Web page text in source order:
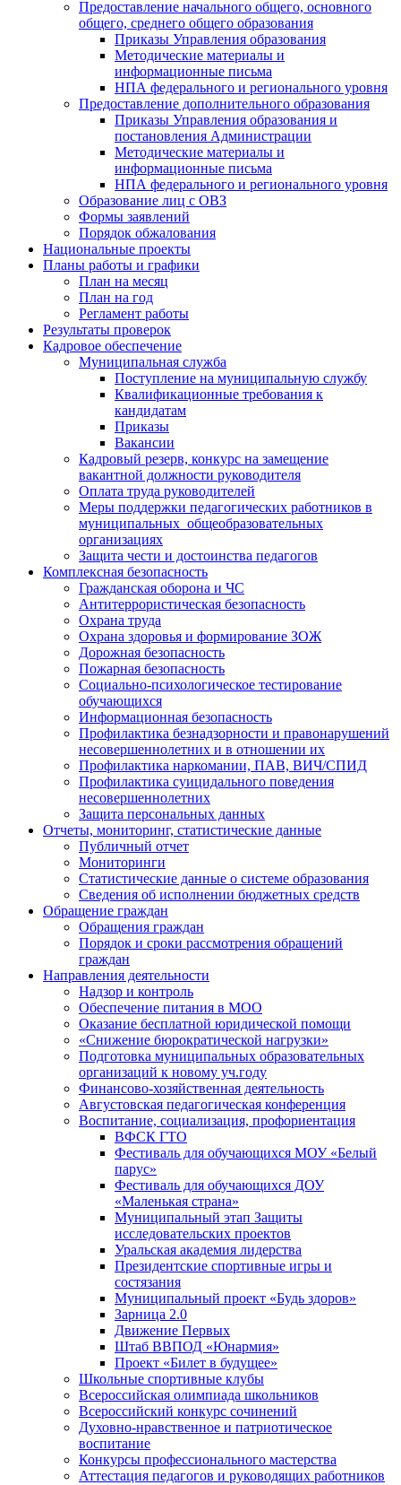
Предоставление начального общего, основного
общего, среднего общего образования
Приказы Управления образования
Методические материалы и
информационные письма
НПА федерального и регионального уровня
Предоставление дополнительного образования
Приказы Управления образования и
постановления Администрации
Методические материалы и
информационные письма
НПА федерального и регионального уровня
Образование лиц с ОВЗ
Формы заявлений
Порядок обжалования
Национальные проекты
Планы работы и графики
План на месяц
План на год
Регламент работы
Результаты проверок
Кадровое обеспечение
Муниципальная служба
Поступление на муниципальную службу
Квалификационные требования к
кандидатам
Приказы
Вакансии
Кадровый резерв, конкурс на замещение
вакантной должности руководителя
Оплата труда руководителей
Меры поддержки педагогических работников в
муниципальных общеобразовательных
организациях
Защита чести и достоинства педагогов
Комплексная безопасность
Гражданская оборона и ЧС
Антитеррористическая безопасность
Охрана труда
Охрана здоровья и формирование ЗОЖ
Дорожная безопасность
Пожарная безопасность
Социально-психологическое тестирование
обучающихся
Информационная безопасность
Профилактика безнадзорности и правонарушений
несовершеннолетних и в отношении их
Профилактика наркомании, ПАВ, ВИЧ/СПИД
Профилактика суицидального поведения
несовершеннолетних
Защита персональных данных
Отчеты, мониторинг, статистические данные
Публичный отчет
Мониторинги
Статистические данные о системе образования
Сведения об исполнении бюджетных средств
Обращение граждан
Обращения граждан
Порядок и сроки рассмотрения обращений
граждан
Направления деятельности
Надзор и контроль
Обеспечение питания в МОО
Оказание бесплатной юридической помощи
«Снижение бюрократической нагрузки»
Подготовка муниципальных образовательных
организаций к новому уч.году
Финансово-хозяйственная деятельность
Августовская педагогическая конференция
Воспитание, социализация, профориентация
ВФСК ГТО
Фестиваль для обучающихся МОУ «Белый
парус»
Фестиваль для обучающихся ДОУ
«Маленькая страна»
Муниципальный этап Защиты
исследовательских проектов
Уральская академия лидерства
Президентские спортивные игры и
состязания
Муниципальный проект «Будь здоров»
Зарница 2.0
Движение Первых
Штаб ВВПОД «Юнармия»
Проект «Билет в будущее»
Школьные спортивные клубы
Всероссийская олимпиада школьников
Всероссийский конкурс сочинений
Духовно-нравственное и патриотическое
воспитание
Конкурсы профессионального мастерства
Аттестация педагогов и руководящих работников